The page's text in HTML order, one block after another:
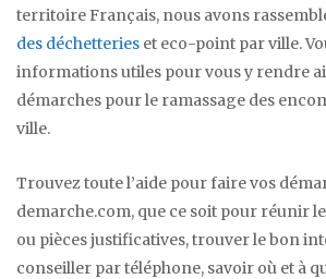
territoire Français, nous avons
des déchetteries et eco-point par ville.
informations utiles pour vous y rendre
démarches pour le ramassage des
ville.
Trouvez toute l’aide pour faire vos
demarche.com, que ce soit pour réunir
ou pièces justificatives, trouver le bon
conseiller par téléphone, savoir où et à